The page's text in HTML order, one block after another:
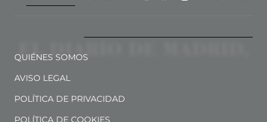
QUIÉNES SOMOS
AVISO LEGAL
POLÍTICA DE PRIVACIDAD
POLÍTICA DE COOKIES